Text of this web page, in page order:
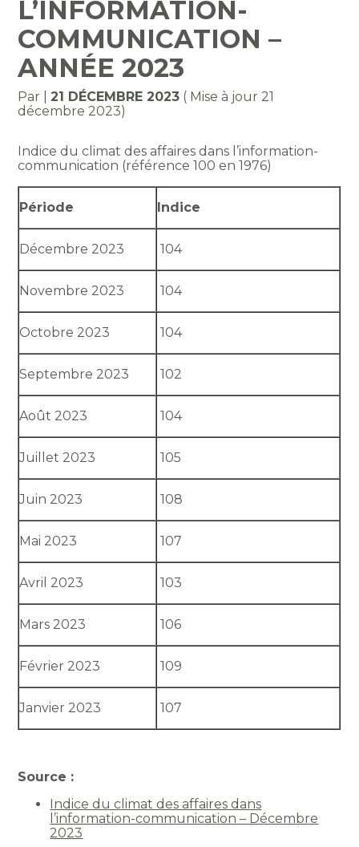
L’INFORMATION-
COMMUNICATION –
ANNÉE 2023
Par |21 DÉCEMBRE 2023 ( Mise à jour 21
décembre 2023)
Indice du climat des affaires dans l’information-
communication (référence 100 en 1976)
Période Indice
Décembre 2023 104
Novembre 2023 104
Octobre 2023 104
Septembre 2023 102
Août 2023 104
Juillet 2023 105
Juin 2023 108
Mai 2023 107
Avril 2023 103
Mars 2023 106
Février 2023 109
Janvier 2023 107
Source :
Indice du climat des affaires dans
l’information-communication – Décembre
2023